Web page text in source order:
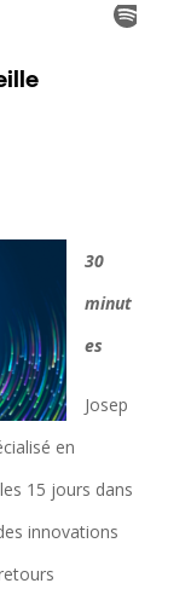
30
minut
es
Josep
en
15 jours dans
innovations